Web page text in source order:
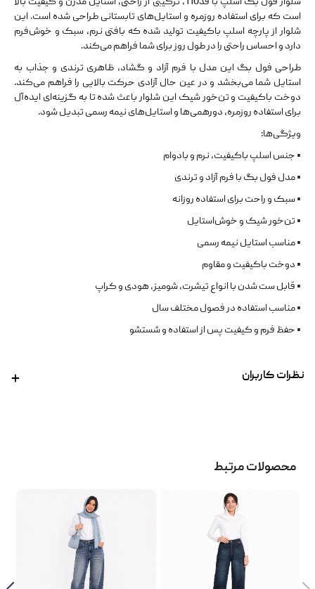
است که برای استفاده روزمره و استایل‌های تابستانی طراحی شده است. این
شلوار از پارچه اسلپ باکیفیت تولید شده که بافتی نرم، سبک و خوش‌فرم
دارد و احساس راحتی را در طول روز برای شما فراهم می‌کند.
طراحی فول بگ این مدل با فرم آزاد و گشاد، ظاهری ترندی و جذاب به
استایل شما می‌بخشد و در عین حال آزادی حرکت بالایی را فراهم می‌کند.
دوخت باکیفیت و تن‌خور شیک این شلوار باعث شده تا به گزینه‌ای ایده‌آل
برای استفاده روزمره، دورهمی‌ها و استایل‌های نیمه رسمی تبدیل شود.
ویژگی‌ها:
• جنس اسلپ باکیفیت، نرم و بادوام
• مدل فول بگ با فرم آزاد و ترندی
• سبک و راحت برای استفاده روزانه
• تن‌خور شیک و خوش‌استایل
• مناسب استایل نیمه رسمی
• دوخت باکیفیت و مقاوم
• قابل ست شدن با انواع تیشرت، شومیز، هودی و کراپ
• مناسب استفاده در فصول مختلف سال
• حفظ فرم و کیفیت پس از استفاده و شستشو
نظرات کاربران
محصولات مرتبط